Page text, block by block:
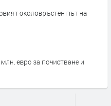
околовръстен път на
евро за почистване и